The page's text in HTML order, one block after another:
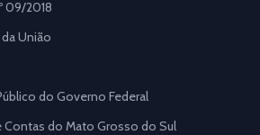
09/2018
União
do Governo Federal
Contas do Mato Grosso do Sul